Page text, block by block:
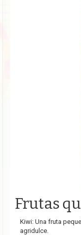
Frutas
Kiwi: Una fruta
agridulce.